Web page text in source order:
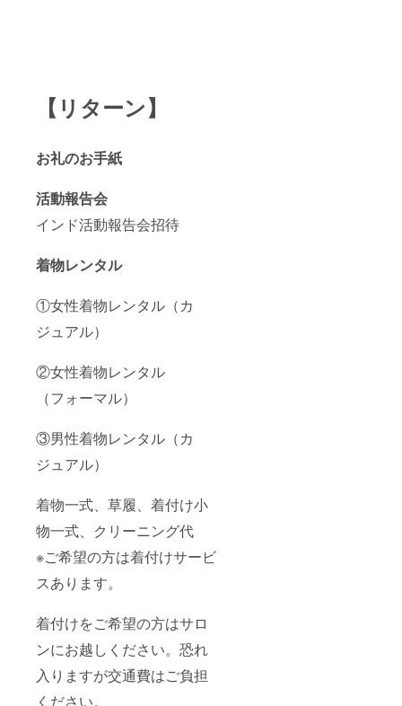
【リターン】
お礼のお手紙
活動報告会
インド活動報告会招待
着物レンタル
①女性着物レンタル（カ
ジュアル）
②女性着物レンタル
（フォーマル）
③男性着物レンタル（カ
ジュアル）
着物一式、草履、着付け小
物一式、クリーニング代
※ご希望の方は着付けサービ
スあります。
着付けをご希望の方はサロ
ンにお越しください。恐れ
入りますが交通費はご負担
ください。